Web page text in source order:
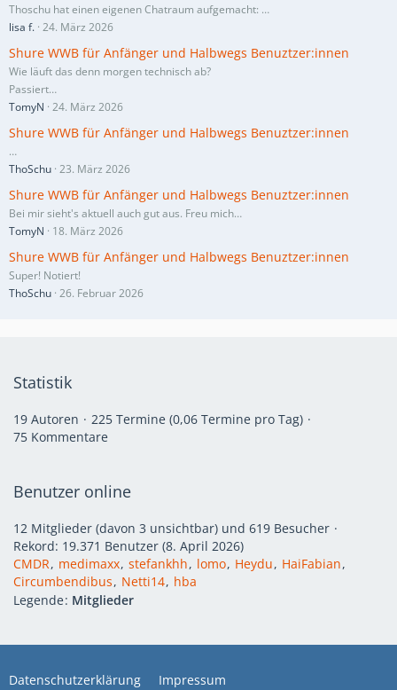
Thoschu hat einen eigenen Chatraum aufgemacht: …
lisa f. 24. März 2026
Shure WWB für Anfänger und Halbwegs Benuztzer:innen
Wie läuft das denn morgen technisch ab?
Passiert…
TomyN 24. März 2026
Shure WWB für Anfänger und Halbwegs Benuztzer:innen
…
ThoSchu 23. März 2026
Shure WWB für Anfänger und Halbwegs Benuztzer:innen
Bei mir sieht's aktuell auch gut aus. Freu mich…
TomyN
18. März 2026
Shure WWB für Anfänger und Halbwegs Benuztzer:innen
Super! Notiert!
ThoSchu 26. Februar 2026
Statistik
19 Autoren
225 Termine (0,06 Termine pro Tag)
75 Kommentare
Benutzer online
12 Mitglieder (davon 3 unsichtbar) und 619 Besucher
Rekord: 19.371 Benutzer (8. April 2026)
CMDR medimaxx stefankhh lomo Heydu
HaiFabian
Circumbendibus
Netti14 hba
Legende Mitglieder
Datenschutzerklärung Impressum